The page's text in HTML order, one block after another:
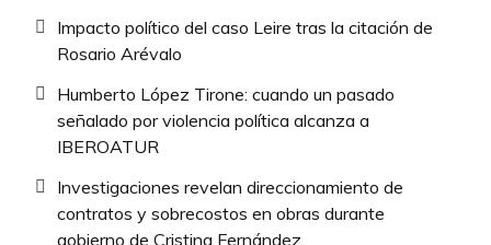
Impacto político del caso Leire tras la citación de
Rosario Arévalo
Humberto López Tirone: cuando un pasado
señalado por violencia política alcanza a
IBEROATUR
Investigaciones revelan direccionamiento de
contratos y sobrecostos en obras durante
gobierno de Cristina Fernández